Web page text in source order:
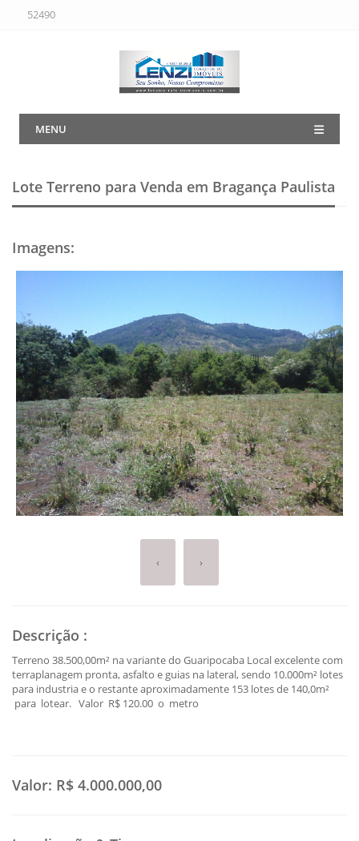
52490
MENU
Lote Terreno para Venda em Bragança Paulista
Imagens:
‹ ›
Descrição :
Terreno 38.500,00m² na variante do Guaripocaba Local excelente com
terraplanagem pronta, asfalto e guias na lateral, sendo 10.000m² lotes
para industria e o restante aproximadamente 153 lotes de 140,0m²
para lotear. Valor R$ 120.00 o metro
Valor: R$ 4.000.000,00